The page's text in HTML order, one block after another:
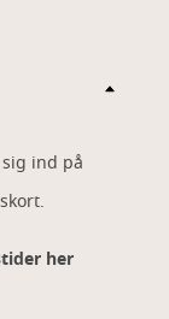
ind på
her